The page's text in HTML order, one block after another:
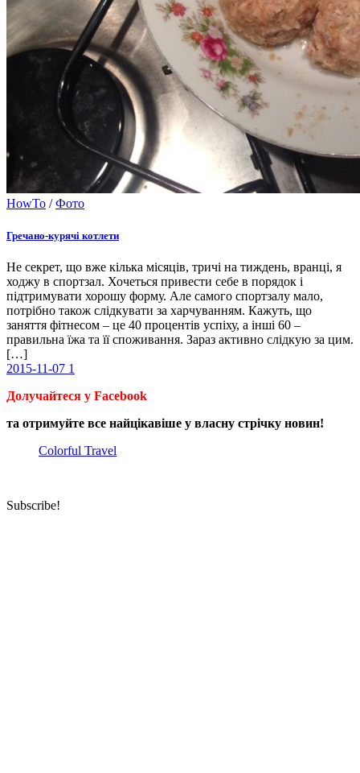
HowTo /Фото
Гречано-курячі котлети
Не секрет, що вже кілька місяців, тричі на тиждень, вранці, я
ходжу в спортзал. Хочеться привести себе в порядок і
підтримувати хорошу форму. Але самого спортзалу мало,
потрібно також слідкувати за харчуванням. Кажуть, що
заняття фітнесом – це 40 процентів успіху, а інші 60 –
правильна їжа та її споживання. Зараз активно слідкую за цим.
[…]
2015-11-07 1
Долучайтеся у Facebook
та отримуйте все найцікавіше у власну стрічку новин!
Colorful Travel
Subscribe!